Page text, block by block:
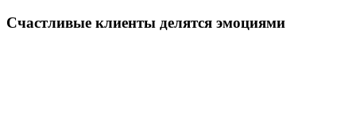
Счастливые клиенты делятся эмоциями